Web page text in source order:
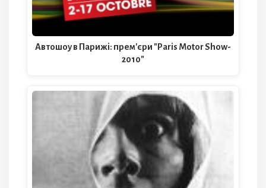
Автошоу в Парижі: прем'єри "Paris Motor Show-
2010"